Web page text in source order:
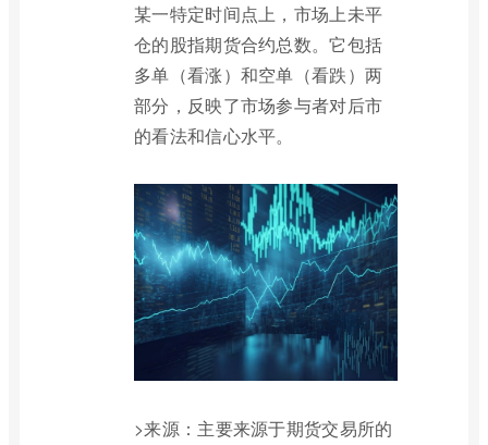
某一特定时间点上，市场上未平
仓的股指期货合约总数。它包括
多单（看涨）和空单（看跌）两
部分，反映了市场参与者对后市
的看法和信心水平。
>来源：主要来源于期货交易所的